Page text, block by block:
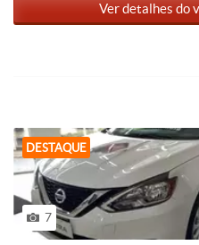
Ver detalhes do
DESTAQUE
7